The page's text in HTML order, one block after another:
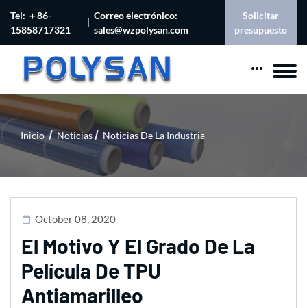
Tel: ＋86-
15858717321
Correo electrónico:
sales@wzpolysan.com
Solicitar
presupuesto
Inicio Noticias Noticias De La Industria
October 08, 2020
El Motivo Y El Grado De La
Película De TPU
Antiamarilleo